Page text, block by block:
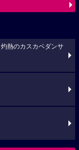
熱のカスカベダンサ